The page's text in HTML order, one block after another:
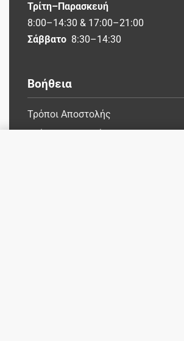
Τρίτη–Παρασκευή
8:00–14:30 & 17:00–21:00
Σάββατο 8:30–14:30
Βοήθεια
Τρόποι Αποστολής